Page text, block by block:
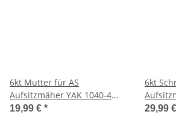
6kt Mutter für AS
Aufsitzmäher YAK 1040-4
WD
19,99 € *
6kt
WD
29,99 €